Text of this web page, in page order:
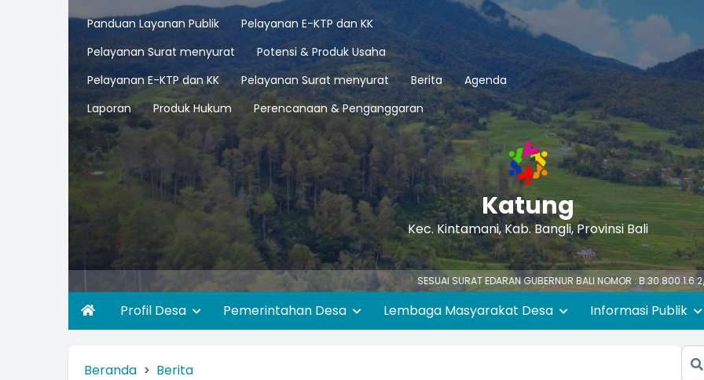
Panduan Layanan Publik
Pelayanan E-KTP dan KK
Pelayanan Surat menyurat
Potensi & Produk Usaha
Pelayanan E-KTP dan KK
Pelayanan Surat menyurat Berita
Agenda
Laporan
Produk Hukum Perencanaan & Penganggaran
Katung
Kec. Kintamani, Kab. Bangli, Provinsi Bali
SESUAI SURAT EDARAN GUBERNUR BALI NOMOR : B.30.800.1.6.2/61594/PK/
Profil Desa Pemerintahan Desa Lembaga Masyarakat Desa Informasi Publik
Beranda Berita